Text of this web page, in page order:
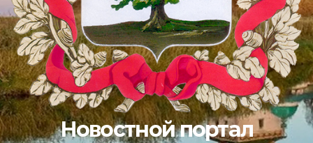
Новостной портал